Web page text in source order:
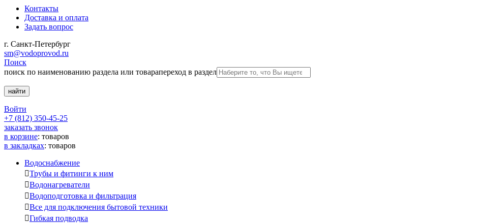
Контакты
Доставка и оплата
Задать вопрос
г. Санкт-Петербург
sm@vodoprovod.ru
Поиск
поиск по наименованию раздела или товарапереход в раздел
Войти
+7 (812) 350-45-25
заказать звонок
в корзине: товаров
в закладках: товаров
Водоснабжение
Трубы и фитинги к ним
Водонагреватели
Водоподготовка и фильтрация
Все для подключения бытовой техники
Гибкая подводка